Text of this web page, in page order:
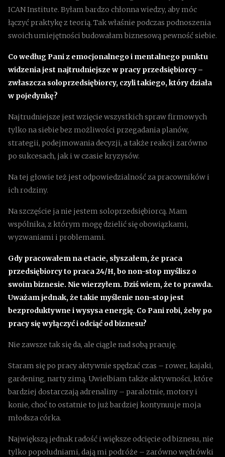
ICAN Institute. Byłam bardzo chłonna wiedzy, aby móc
łączyć praktykę z teorią. Tak właśnie podczas podnoszenia
swoich umiejętności budowałam biznesową pewność siebie.
Co według Pani z emocjonalnego i mentalnego punktu
widzenia jest najtrudniejsze w pracy przedsiębiorcy –
zwłaszcza soloprzedsiębiorcy, czyli takiego, który działa
w pojedynkę?
Najtrudniejsze jest wzięcie wszystkich spraw firmowych
tylko na siebie bez możliwości przegadania planów,
strategii, podejmowania decyzji, a także reakcji zarówno
po sukcesach, jak i w czasie kryzysów.
Na tej głowie też jest odpowiedzialność za pracowników i
ich rodziny.
Na szczęście ja nie jestem soloprzedsiębiorcą. Mam
wspólnika, z którym mogę dzielić się obowiązkami,
wyzwaniami i problemami.
Gdy pracowałem na etacie, słyszałem, że praca
przedsiębiorcy to praca 24/H, bo non-stop myślisz o
swoim biznesie. Nie wierzyłem. Dziś wiem, że to prawda.
Uważam jednak, że takie myślenie non-stop jest
bezproduktywne i wysysa energię. Co Pani robi, żeby po
pracy się wyłączyć i odciąć od biznesu?
Nie zawsze tak się da, ale ciągle nad sobą pracuję.
Staram się po pracy aktywnie spędzać czas – rower, kajaki,
gardening, narty zimą. Uwielbiam także aktywności, które
bardziej dostarczają adrenaliny – paralotnie, motory i
konie, choć to ostatnie to już bardziej kontynuuje moja
młodsza córka.
Największą jednak radość i większe odcięcie od biznesu, nie
tylko popołudniami, dają mi podróże – zarówno wędrówki